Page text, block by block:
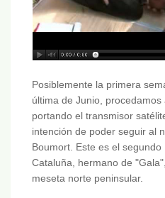
Posiblemente la primera
última de Junio,
portando el transmisor
intención de poder seguir al
Boumort. Este es el
Cataluña, hermano de
meseta norte peninsular.